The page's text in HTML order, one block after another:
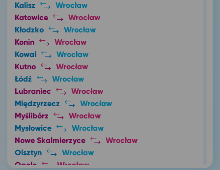
Kalisz
Wrocław
Katowice
Wrocław
Kłodzko
Wrocław
Konin
Wrocław
Kowal
Wrocław
Kutno
Wrocław
Łódź
Wrocław
Lubraniec
Wrocław
Międzyrzecz
Wrocław
Myślibórz
Wrocław
Mysłowice
Wrocław
Nowe Skalmierzyce
Wrocław
Olsztyn
Wrocław
Opole
Wrocław